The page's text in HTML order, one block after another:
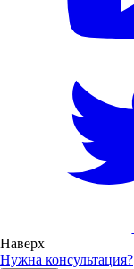
Наверх
Нужна консультация?